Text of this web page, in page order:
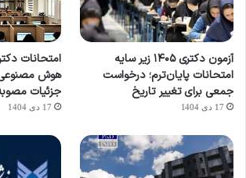
آزمون دکتری ۱۴۰۵ زیر سایه
امتحانات پایان‌ترم؛ درخواست
جمعی برای تغییر تاریخ
17 دی 1404
امتحانات
هوش مصنوعی
جزئیات
17 دی 1404